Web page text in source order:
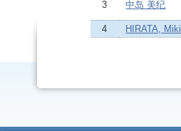
3 中岛 美纪
4
HIRATA, Miki